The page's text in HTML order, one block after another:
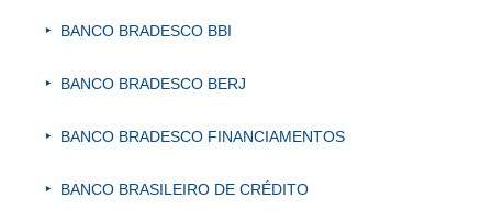
BANCO BRADESCO BBI
BANCO BRADESCO BERJ
BANCO BRADESCO FINANCIAMENTOS
BANCO BRASILEIRO DE CRÉDITO